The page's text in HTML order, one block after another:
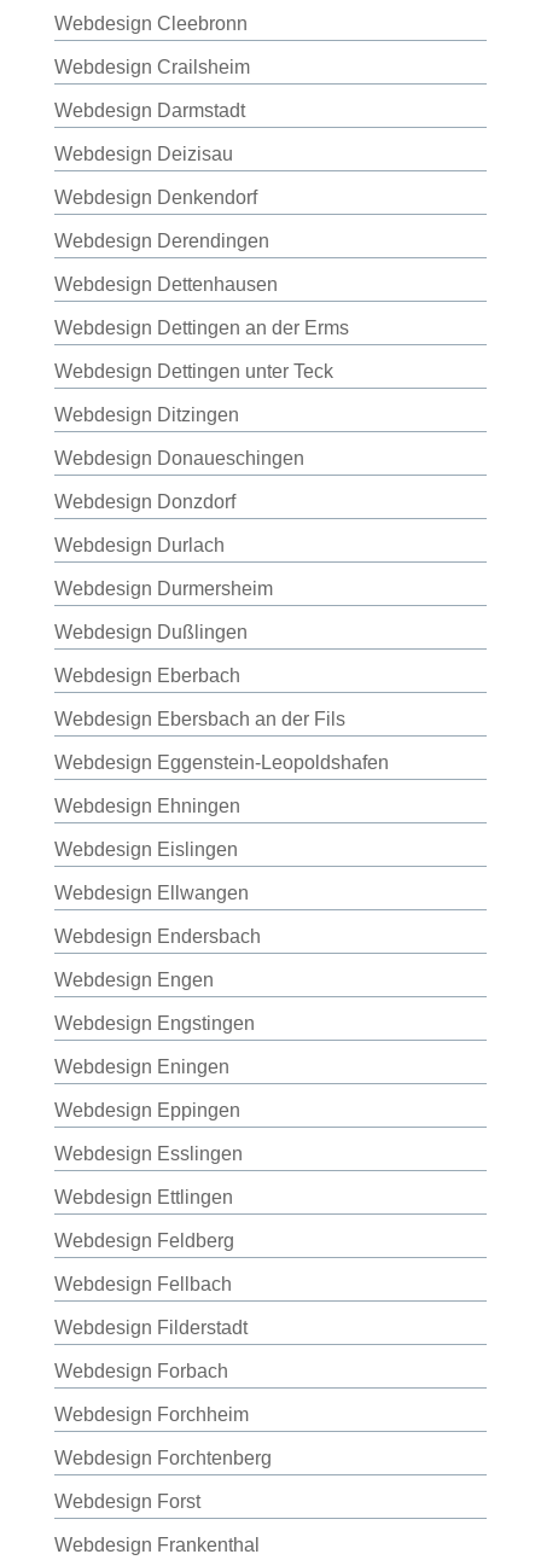
Webdesign Cleebronn
Webdesign Crailsheim
Webdesign Darmstadt
Webdesign Deizisau
Webdesign Denkendorf
Webdesign Derendingen
Webdesign Dettenhausen
Webdesign Dettingen an der Erms
Webdesign Dettingen unter Teck
Webdesign Ditzingen
Webdesign Donaueschingen
Webdesign Donzdorf
Webdesign Durlach
Webdesign Durmersheim
Webdesign Dußlingen
Webdesign Eberbach
Webdesign Ebersbach an der Fils
Webdesign Eggenstein-Leopoldshafen
Webdesign Ehningen
Webdesign Eislingen
Webdesign Ellwangen
Webdesign Endersbach
Webdesign Engen
Webdesign Engstingen
Webdesign Eningen
Webdesign Eppingen
Webdesign Esslingen
Webdesign Ettlingen
Webdesign Feldberg
Webdesign Fellbach
Webdesign Filderstadt
Webdesign Forbach
Webdesign Forchheim
Webdesign Forchtenberg
Webdesign Forst
Webdesign Frankenthal